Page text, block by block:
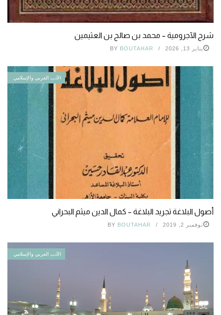
شرح الآجرومية – محمد بن صالح بن العثيمين
يناير 13, 2026 BY BOUTAHAR
الأدب العربي والإسلامي
أصول البلاغة تجريد البلاغة – كمال الدين ميثم البحراني
نوفمبر 2, 2019 BY BOUTAHAR
الأدب العربي والإسلامي